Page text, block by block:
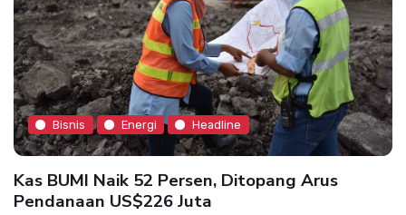
Bisnis Energi Headline
Kas BUMI Naik 52 Persen, Ditopang Arus
Pendanaan US$226 Juta